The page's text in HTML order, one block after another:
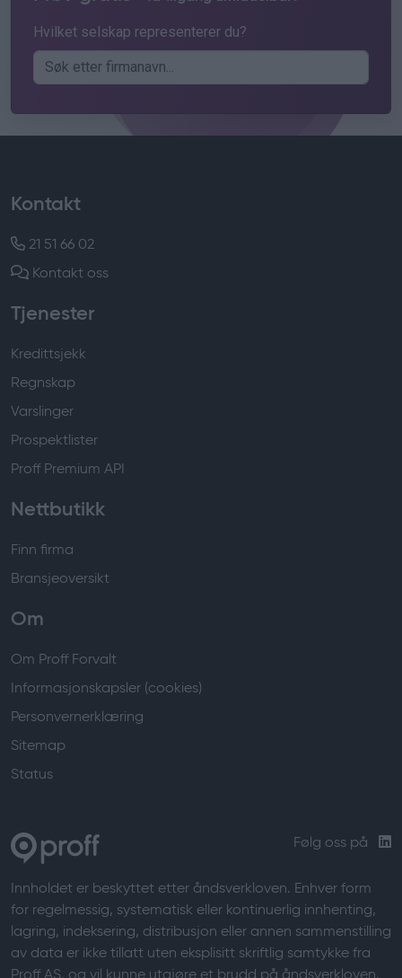
Hvilket selskap representerer du?
Kontakt
21 51 66 02
Kontakt oss
Tjenester
Kredittsjekk
Regnskap
Varslinger
Prospektlister
Proff Premium API
Nettbutikk
Finn firma
Bransjeoversikt
Om
Om Proff Forvalt
Informasjonskapsler (cookies)
Personvernerklæring
Sitemap
Status
Følg oss på
Innholdet er beskyttet etter åndsverkloven. Enhver form
for regelmessig, systematisk eller kontinuerlig innhenting,
lagring, indeksering, distribusjon eller annen sammenstilling
av data er ikke tillatt uten eksplisitt skriftlig samtykke fra